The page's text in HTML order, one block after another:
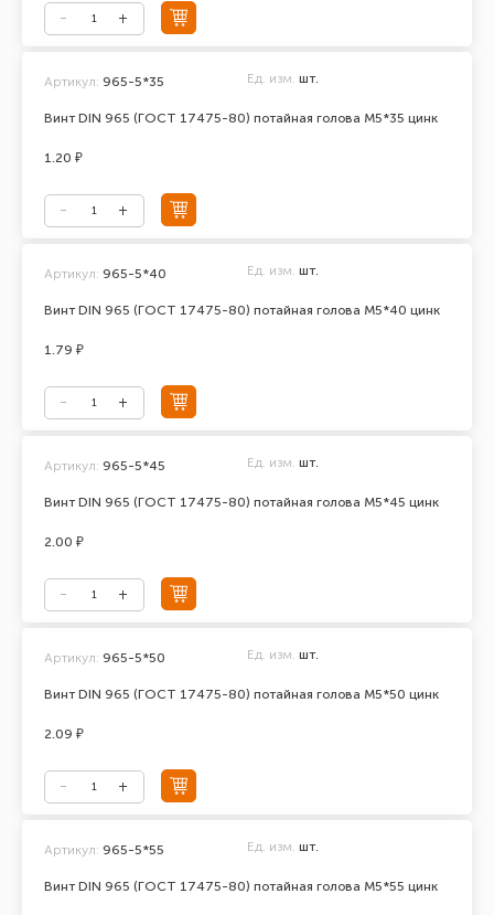
Винт DIN 965 (ГОСТ 17475-80) потайная голова М5*35 цинк
Артикул: 965-5*35 Ед. изм. шт.
1.20 ₽
Винт DIN 965 (ГОСТ 17475-80) потайная голова М5*40 цинк
Артикул: 965-5*40 Ед. изм. шт.
1.79 ₽
Винт DIN 965 (ГОСТ 17475-80) потайная голова М5*45 цинк
Артикул: 965-5*45 Ед. изм. шт.
2.00 ₽
Винт DIN 965 (ГОСТ 17475-80) потайная голова М5*50 цинк
Артикул: 965-5*50 Ед. изм. шт.
2.09 ₽
Винт DIN 965 (ГОСТ 17475-80) потайная голова М5*55 цинк
Артикул: 965-5*55 Ед. изм. шт.